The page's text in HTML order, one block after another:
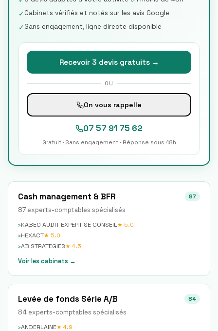
✓Cabinets vérifiés et notés sur les avis Google
✓Sans engagement, ligne directe disponible
Recevoir 3 devis gratuits →
OU
On vous rappelle
07 57 91 75 62
Gratuit · Sans engagement · Réponse sous 48h
Cash management & BFR 87
87 experts-comptables spécialisés
›KABEO AUDIT EXPERTISE CONSEIL★ 5.0
›HEXACT★ 5.0
›AB STRATEGIES★ 4.5
Voir les cabinets →
Levée de fonds Série A/B 84
84 experts-comptables spécialisés
›ANDERLAINE★ 4.9